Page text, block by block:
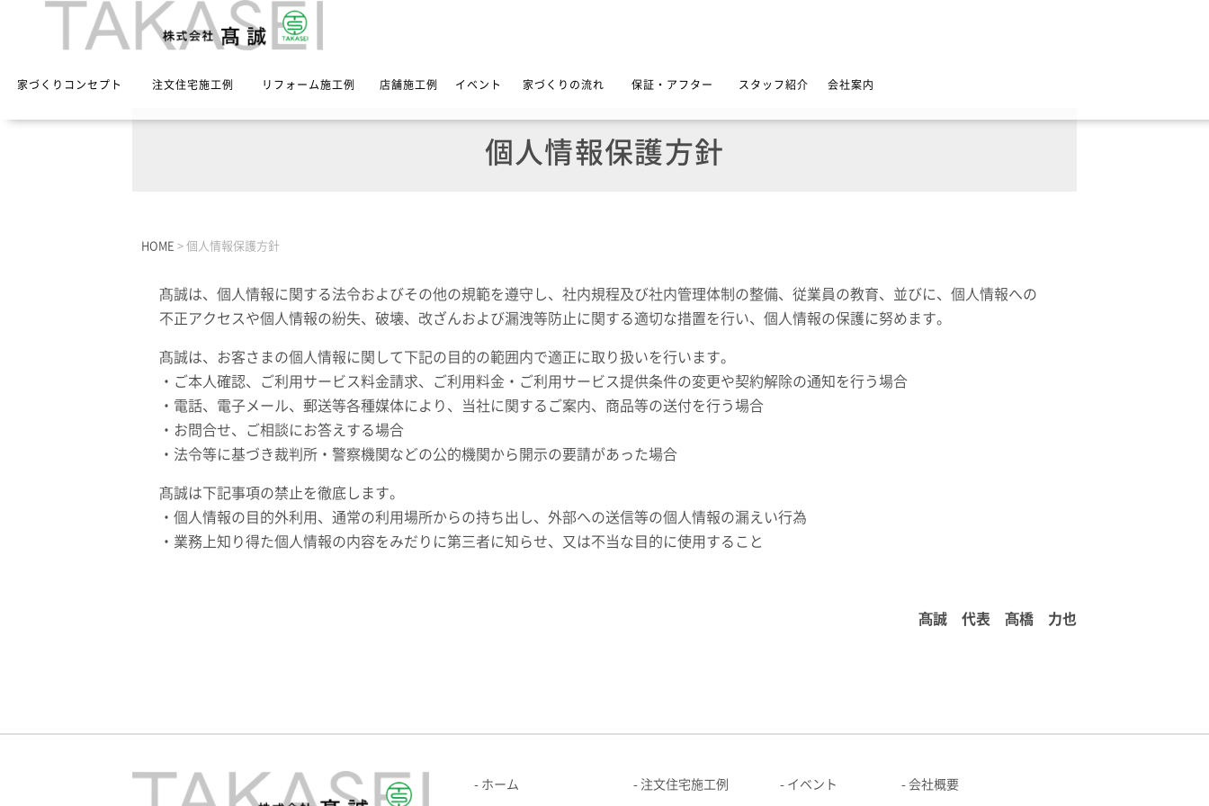
家づくりコンセプト 注文住宅施工例 リフォーム施工例 店舗施工例 イベント 家づくりの流れ 保証・アフター スタッフ紹介 会社案内
個人情報保護方針
HOME > 個人情報保護方針
髙誠は、個人情報に関する法令およびその他の規範を遵守し、社内規程及び社内管理体制の整備、従業員の教育、並びに、個人情報への
不正アクセスや個人情報の紛失、破壊、改ざんおよび漏洩等防止に関する適切な措置を行い、個人情報の保護に努めます。
髙誠は、お客さまの個人情報に関して下記の目的の範囲内で適正に取り扱いを行います。
・ご本人確認、ご利用サービス料金請求、ご利用料金・ご利用サービス提供条件の変更や契約解除の通知を行う場合
・電話、電子メール、郵送等各種媒体により、当社に関するご案内、商品等の送付を行う場合
・お問合せ、ご相談にお答えする場合
・法令等に基づき裁判所・警察機関などの公的機関から開示の要請があった場合
髙誠は下記事項の禁止を徹底します。
・個人情報の目的外利用、通常の利用場所からの持ち出し、外部への送信等の個人情報の漏えい行為
・業務上知り得た個人情報の内容をみだりに第三者に知らせ、又は不当な目的に使用すること
髙誠 代表 髙橋 力也
ホーム 注文住宅施工例 イベント 会社概要